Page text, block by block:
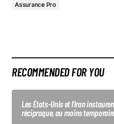
Assurance Pro
RECOMMENDED FOR YOU
Les États-Unis et l’Iran
réciproque, au moins